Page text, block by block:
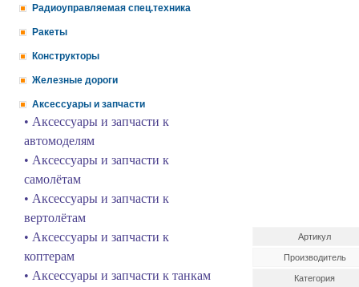
Радиоуправляемая спец.техника
Ракеты
Конструкторы
Железные дороги
Аксессуары и запчасти
• Аксессуары и запчасти к
автомоделям
• Аксессуары и запчасти к
самолётам
• Аксессуары и запчасти к
вертолётам
• Аксессуары и запчасти к
коптерам
• Аксессуары и запчасти к танкам
Артикул
Производитель
Категория